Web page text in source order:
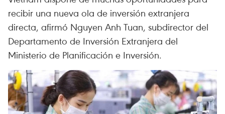
recibir una nueva ola de inversión extranjera
directa, afirmó Nguyen Anh Tuan, subdirector del
Departamento de Inversión Extranjera del
Ministerio de Planificación e Inversión.